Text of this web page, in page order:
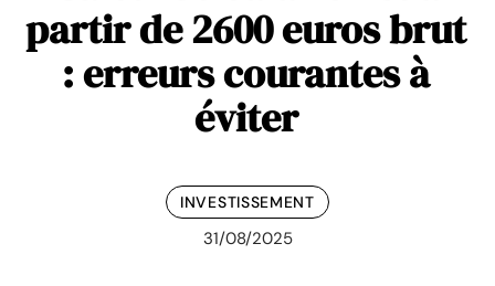
partir de 2600 euros brut
: erreurs courantes à
éviter
INVESTISSEMENT
31/08/2025